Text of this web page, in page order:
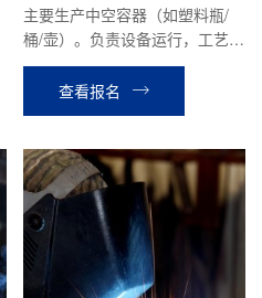
主要生产中空容器（如塑料瓶/
桶/壶）。负责设备运行，工艺调
整，故障排除、机械维修等工
作；会操作调试中空成型机，有
吹塑经验。
查看报名